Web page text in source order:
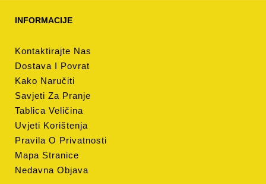
INFORMACIJE
Kontaktirajte Nas
Dostava I Povrat
Kako Naručiti
Savjeti Za Pranje
Tablica Veličina
Uvjeti Korištenja
Pravila O Privatnosti
Mapa Stranice
Nedavna Objava